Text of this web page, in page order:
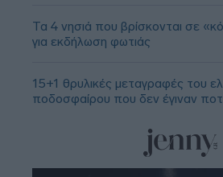
Τα 4 νησιά που βρίσκονται σε
για εκδήλωση φωτιάς
15+1 θρυλικές μεταγραφές του
ποδοσφαίρου που δεν έγιναν